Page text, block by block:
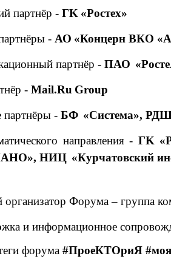
партнёр -ГK «Ростех»
- АО «Концерн ВКО
партнёр - ПАО
-Mail.Ru Group
партнёры -БФ «Система»,
направления - ГK
НИЦ «Курчатовский
Форума – группа
и информационное
форума #ПроеКТОриЯ